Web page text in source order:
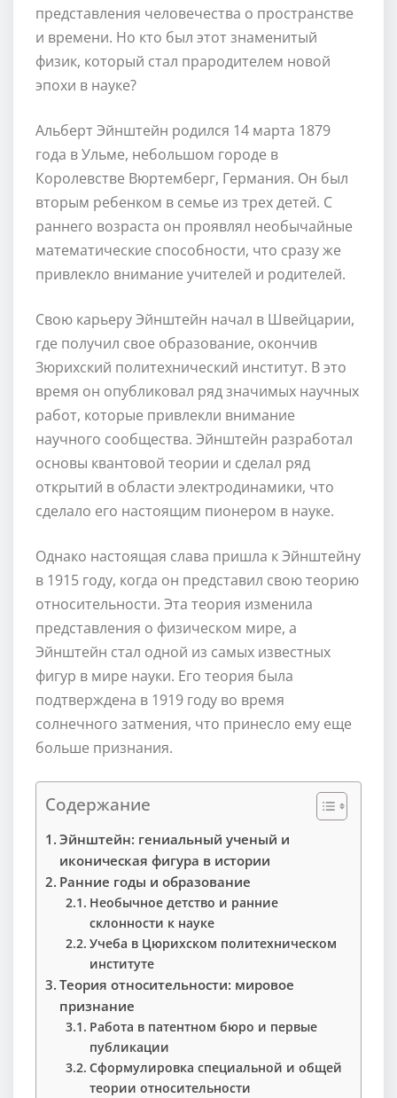
представления человечества о пространстве
и времени. Но кто был этот знаменитый
физик, который стал прародителем новой
эпохи в науке?
Альберт Эйнштейн родился 14 марта 1879
года в Ульме, небольшом городе в
Королевстве Вюртемберг, Германия. Он был
вторым ребенком в семье из трех детей. С
раннего возраста он проявлял необычайные
математические способности, что сразу же
привлекло внимание учителей и родителей.
Свою карьеру Эйнштейн начал в Швейцарии,
где получил свое образование, окончив
Зюрихский политехнический институт. В это
время он опубликовал ряд значимых научных
работ, которые привлекли внимание
научного сообщества. Эйнштейн разработал
основы квантовой теории и сделал ряд
открытий в области электродинамики, что
сделало его настоящим пионером в науке.
Однако настоящая слава пришла к Эйнштейну
в 1915 году, когда он представил свою теорию
относительности. Эта теория изменила
представления о физическом мире, а
Эйнштейн стал одной из самых известных
фигур в мире науки. Его теория была
подтверждена в 1919 году во время
солнечного затмения, что принесло ему еще
больше признания.
Содержание
Эйнштейн: гениальный ученый и
иконическая фигура в истории
Ранние годы и образование
Необычное детство и ранние
склонности к науке
Учеба в Цюрихском политехническом
институте
Теория относительности: мировое
признание
Работа в патентном бюро и первые
публикации
Сформулировка специальной и общей
теории относительности